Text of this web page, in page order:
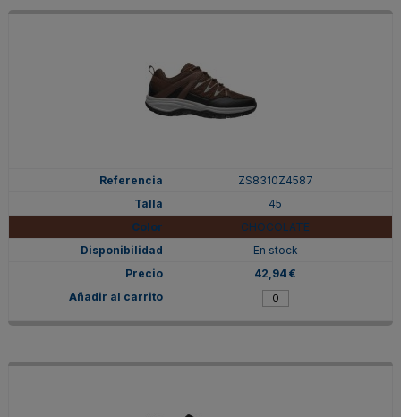
ZS8310Z4587
45
CHOCOLATE
En stock
42,94 €